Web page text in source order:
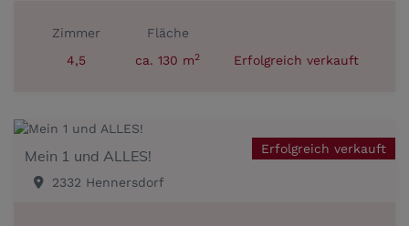
Zimmer
4,5
Fläche
ca. 130 m2 Erfolgreich verkauft
Erfolgreich verkauft
Mein 1 und ALLES!
2332 Hennersdorf